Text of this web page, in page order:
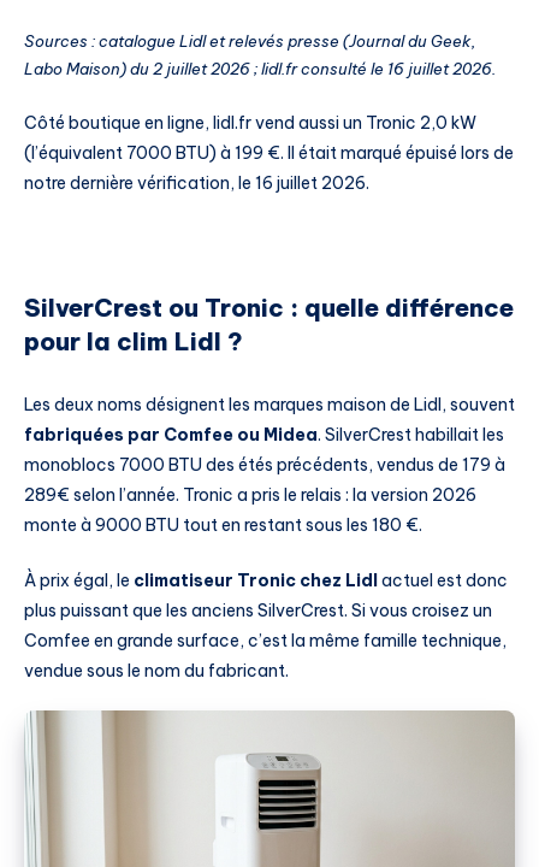
Sources : catalogue Lidl et relevés presse (Journal du Geek,
Labo Maison) du 2 juillet 2026 ; lidl.fr consulté le 16 juillet 2026.
Côté boutique en ligne, lidl.fr vend aussi un Tronic 2,0 kW
(l’équivalent 7000 BTU) à 199 €. Il était marqué épuisé lors de
notre dernière vérification, le 16 juillet 2026.
SilverCrest ou Tronic : quelle différence
pour la clim Lidl ?
Les deux noms désignent les marques maison de Lidl, souvent
fabriquées par Comfee ou Midea. SilverCrest habillait les
monoblocs 7000 BTU des étés précédents, vendus de 179 à
289€ selon l’année. Tronic a pris le relais : la version 2026
monte à 9000 BTU tout en restant sous les 180 €.
À prix égal, le climatiseur Tronic chez Lidlactuel est donc
plus puissant que les anciens SilverCrest. Si vous croisez un
Comfee en grande surface, c’est la même famille technique,
vendue sous le nom du fabricant.